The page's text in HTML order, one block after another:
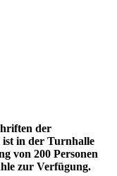
der
ist in der Turnhalle
von 200 Personen
zur Verfügung.